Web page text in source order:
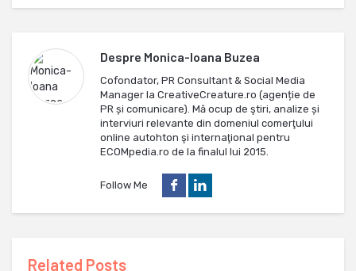
Despre Monica-Ioana Buzea
Cofondator, PR Consultant & Social Media
Manager la CreativeCreature.ro (agenție de
PR și comunicare). Mă ocup de ştiri, analize și
interviuri relevante din domeniul comerţului
online autohton şi internaţional pentru
ECOMpedia.ro de la finalul lui 2015.
Follow Me
Related Posts